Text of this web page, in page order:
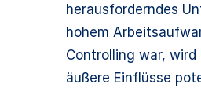
herausforderndes
hohem
Controlling war, wird
äußere Einflüsse